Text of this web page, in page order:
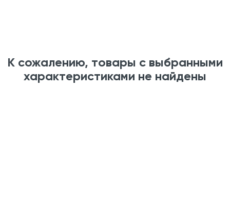
К сожалению, товары с выбранными
характеристиками не найдены